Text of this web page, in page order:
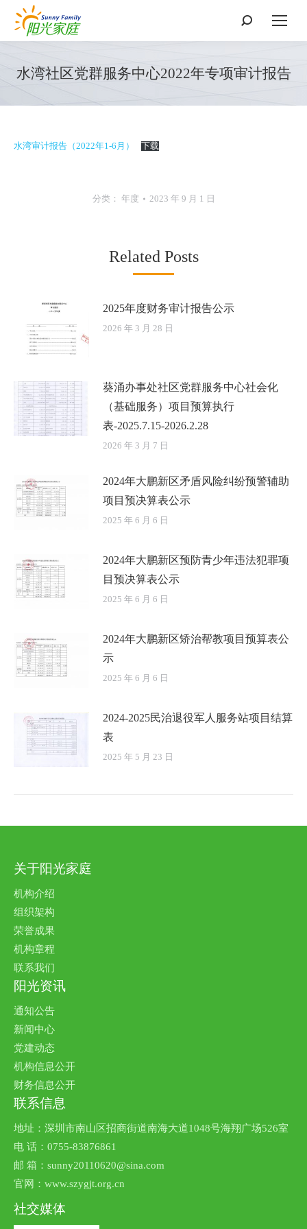
搜
索：
水湾社区党群服务中心2022年专项审计报告
水湾审计报告（2022年1-6月） 下载
分类： 年度 2023 年 9 月 1 日
Related Posts
2025年度财务审计报告公示
2026 年 3 月 28 日
葵涌办事处社区党群服务中心社会化
（基础服务）项目预算执行
表-2025.7.15-2026.2.28
2026 年 3 月 7 日
2024年大鹏新区矛盾风险纠纷预警辅助
项目预决算表公示
2025 年 6 月 6 日
2024年大鹏新区预防青少年违法犯罪项
目预决算表公示
2025 年 6 月 6 日
2024年大鹏新区矫治帮教项目预算表公
示
2025 年 6 月 6 日
2024-2025民治退役军人服务站项目结算
表
2025 年 5 月 23 日
关于阳光家庭
机构介绍
组织架构
荣誉成果
机构章程
联系我们
阳光资讯
通知公告
新闻中心
党建动态
机构信息公开
财务信息公开
联系信息
地址：深圳市南山区招商街道南海大道1048号海翔广场526室
电 话：0755-83876861
邮 箱：sunny20110620@sina.com
官网：www.szygjt.org.cn
社交媒体